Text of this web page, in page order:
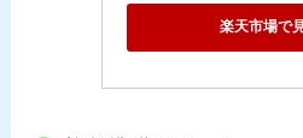
楽天市場で